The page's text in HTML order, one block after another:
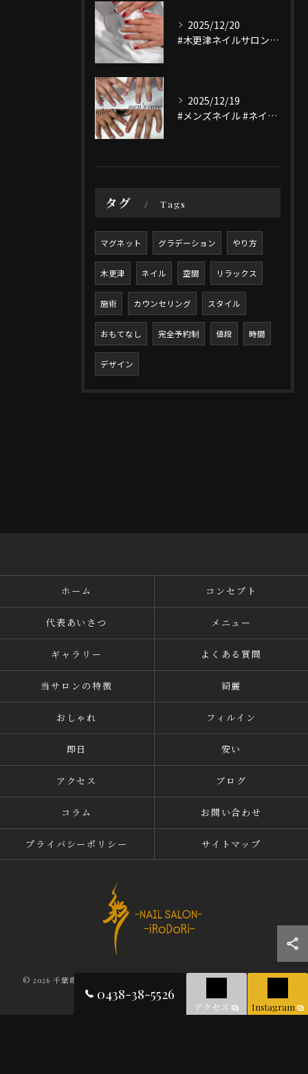
2025/12/20
#木更津ネイルサロン #木更津ネイル #nailsaloni...
2025/12/19
#メンズネイル #ネイルテザイン #木更津ネイル#木更津ネイ...
タグ Tags
マグネット グラデーション やり方
木更津 ネイル 空間 リラックス
施術 カウンセリング スタイル
おもてなし 完全予約制 値段 時間
デザイン
0438-38-5526
アクセス Instagram
ホーム コンセプト
代表あいさつ メニュー
ギャラリー よくある質問
当サロンの特徴 綺麗
おしゃれ フィルイン
即日 安い
アクセス ブログ
コラム お問い合わせ
プライバシーポリシー サイトマップ
© 2026 千葉県木更津のネイルならNAIL SALON iRoDoRi ALL RIGHTS
RESERVED.